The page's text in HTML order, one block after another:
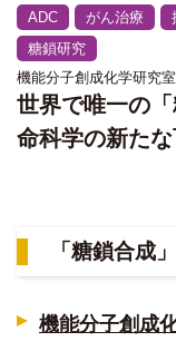
ADC がん治療
糖鎖研究
機能分子創成化学研
世界で唯一の
命科学の新た
「糖鎖合成
機能分子創成